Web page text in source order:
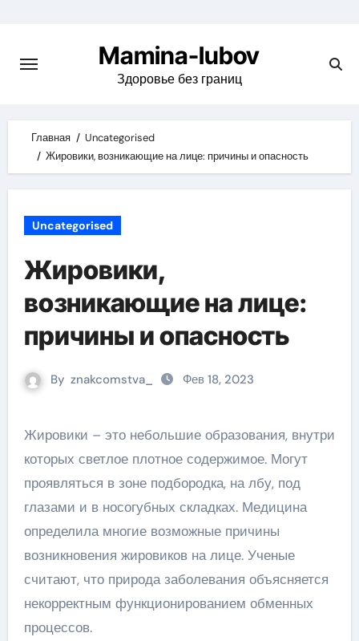
content
Mamina-lubov
Здоровье без границ
Главная
Uncategorised
Жировики, возникающие на лице: причины и опасность
Uncategorised
Жировики,
возникающие на лице:
причины и опасность
By znakcomstva_ Фев 18, 2023
Жировики – это небольшие образования, внутри
которых светлое плотное содержимое. Могут
проявляться в зоне подбородка, на лбу, под
глазами и в носогубных складках. Медицина
определила многие возможные причины
возникновения жировиков на лице. Ученые
считают, что природа заболевания объясняется
некорректным функционированием обменных
процессов.